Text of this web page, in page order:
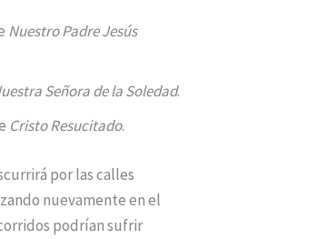
Nuestro Padre Jesús
Señora de la Soledad.
Cristo Resucitado.
por las calles
nuevamente en el
podrían sufrir